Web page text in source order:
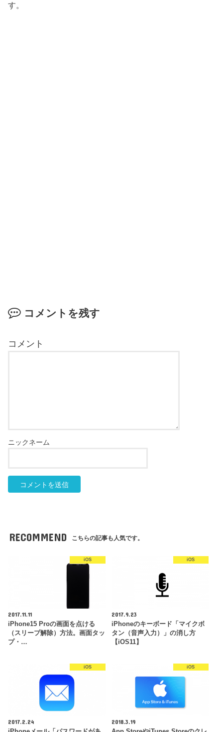
す。
コメントを残す
RECOMMEND こちらの記事も人気です。
iOS
2017.11.11
iPhone15 Proの画面を点ける
（スリープ解除）方法。画面タッ
プ・…
iOS
2017.9.23
iPhoneのキーボード「マイクボ
タン（音声入力）」の消し方
【iOS11】
iOS
2017.2.24
iOS
2018.3.19